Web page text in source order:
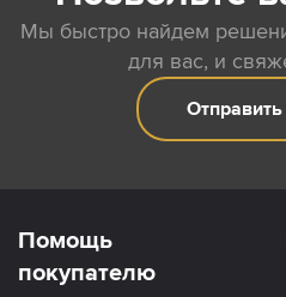
Мы быстро найдем
для вас, и
Помощь
покупателю